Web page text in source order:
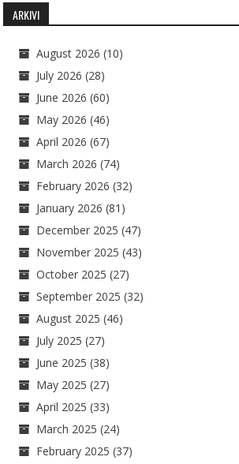
ARKIVI
August 2026 (10)
July 2026 (28)
June 2026 (60)
May 2026 (46)
April 2026 (67)
March 2026 (74)
February 2026 (32)
January 2026 (81)
December 2025 (47)
November 2025 (43)
October 2025 (27)
September 2025 (32)
August 2025 (46)
July 2025 (27)
June 2025 (38)
May 2025 (27)
April 2025 (33)
March 2025 (24)
February 2025 (37)